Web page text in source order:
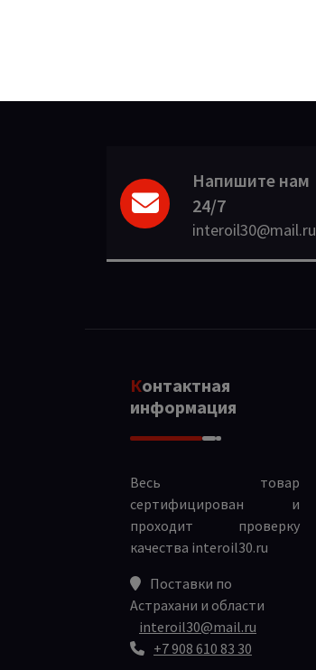
Напишите нам
24/7
interoil30@mail.ru
Контактная
информация
Весь товар
сертифицирован и
проходит проверку
качества interoil30.ru
Поставки по
Астрахани и области
interoil30@mail.ru
+7 908 610 83 30